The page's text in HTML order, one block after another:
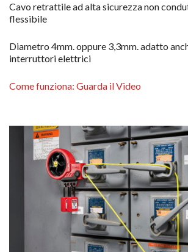
Cavo retrattile ad alta sicurezza non
flessibile
Diametro 4mm. oppure 3,3mm. adatto
interruttori elettrici
Come funziona: Guarda il Video